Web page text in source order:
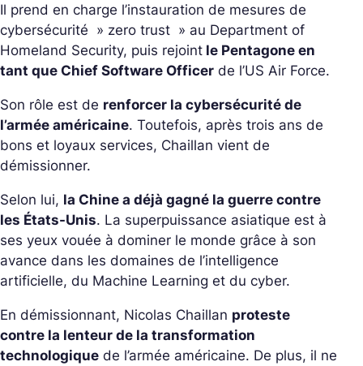
Il prend en charge l’instauration de mesures de
cybersécurité » zero trust » au Department of
Homeland Security, puis rejoint le Pentagone en
tant que Chief Software Officer de l’US Air Force.
Son rôle est de renforcer la cybersécurité de
l’armée américaine. Toutefois, après trois ans de
bons et loyaux services, Chaillan vient de
démissionner.
Selon lui, la Chine a déjà gagné la guerre contre
les États-Unis. La superpuissance asiatique est à
ses yeux vouée à dominer le monde grâce à son
avance dans les domaines de l’intelligence
artificielle, du Machine Learning et du cyber.
En démissionnant, Nicolas Chaillan proteste
contre la lenteur de la transformation
technologique de l’armée américaine. De plus, il ne